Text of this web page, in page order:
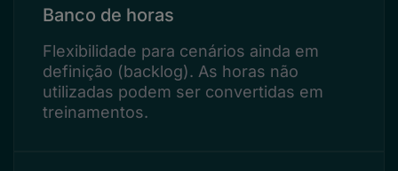
Banco de horas
Flexibilidade para cenários ainda em
definição (backlog). As horas não
utilizadas podem ser convertidas em
treinamentos.